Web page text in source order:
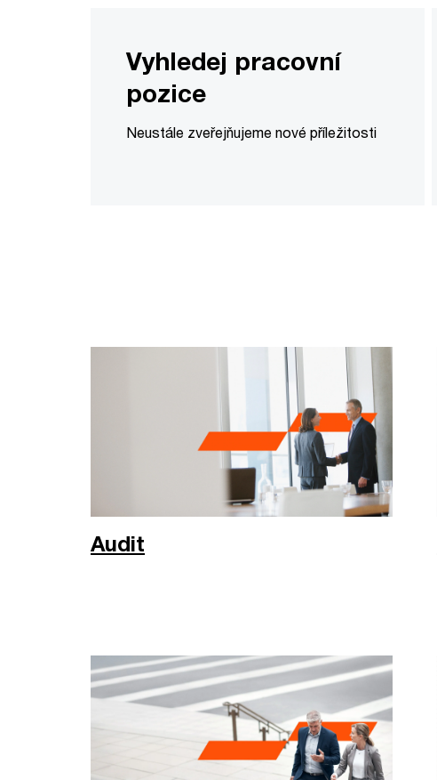
Vyhledej pracovní
pozice
Neustále zveřejňujeme nové příležitosti
Audit